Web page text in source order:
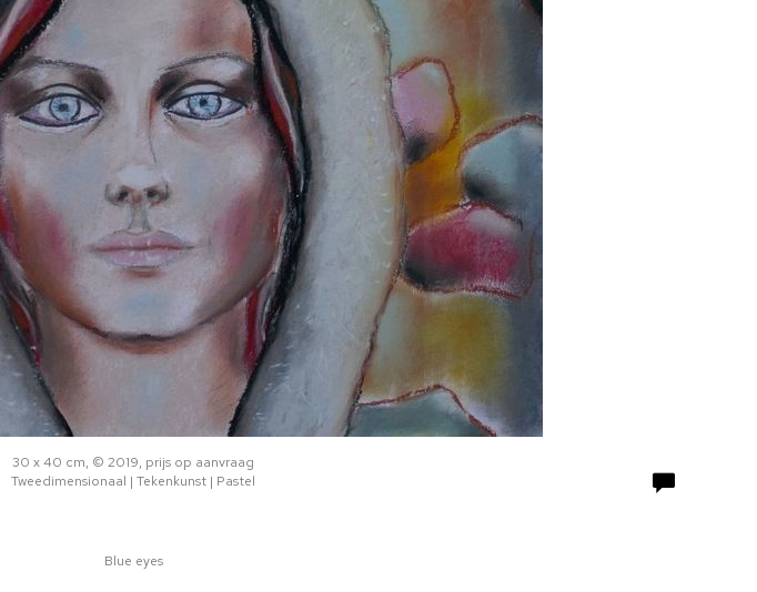
30 x 40 cm, © 2019, prijs op aanvraag
Tweedimensionaal | Tekenkunst | Pastel
Blue eyes